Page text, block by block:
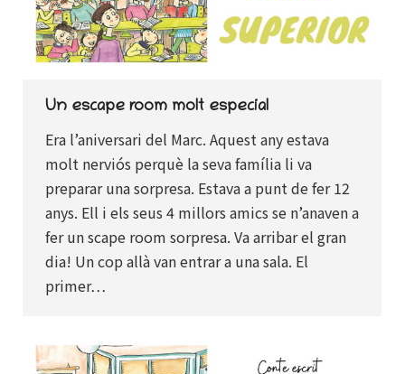
Un escape room molt especial
Era l’aniversari del Marc. Aquest any estava
molt nerviós perquè la seva família li va
preparar una sorpresa. Estava a punt de fer 12
anys. Ell i els seus 4 millors amics se n’anaven a
fer un scape room sorpresa. Va arribar el gran
dia! Un cop allà van entrar a una sala. El
primer…